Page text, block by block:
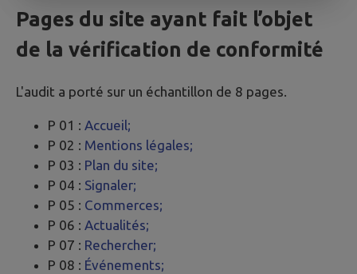
Pages du site ayant fait l’objet
de la vérification de conformité
L'audit a porté sur un échantillon de 8 pages.
P 01 : Accueil;
P 02 : Mentions légales;
P 03 : Plan du site;
P 04 : Signaler;
P 05 : Commerces;
P 06 : Actualités;
P 07 : Rechercher;
P 08 : Événements;